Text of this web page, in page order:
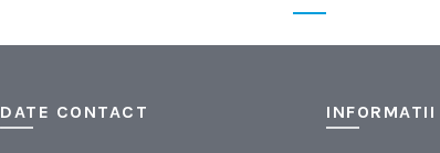
DATE CONTACT INFORMATII